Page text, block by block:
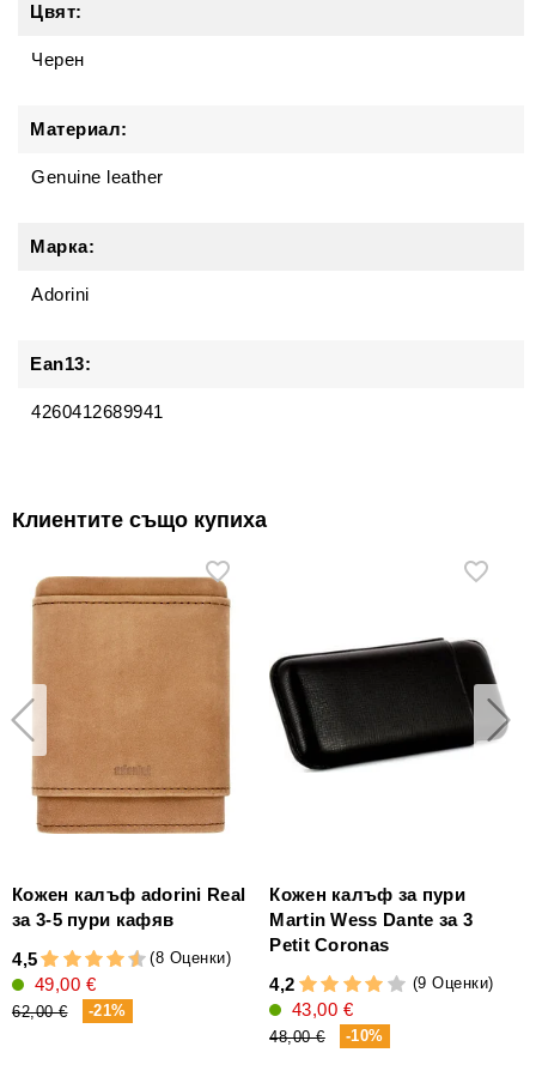
Цвят:
Черен
Материал:
Genuine leather
Марка:
Adorini
Ean13:
4260412689941
Клиентите също купиха
Кожен калъф adorini Real
за 3-5 пури кафяв
4,5
(8 Оценки)
49,00 €
62,00 € -21%
Кожен калъф за пури
Martin Wess Dante за 3
Petit Coronas
4,2
(9 Оценки)
43,00 €
48,00 € -10%